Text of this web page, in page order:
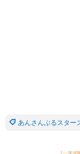
あんさんぶるスター